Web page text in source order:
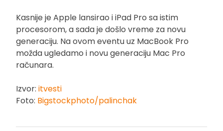
Kasnije je Apple lansirao i iPad Pro sa istim
procesorom, a sada je došlo vreme za novu
generaciju. Na ovom eventu uz MacBook Pro
možda ugledamo i novu generaciju Mac Pro
računara.
Izvor: itvesti
Foto: Bigstockphoto/palinchak